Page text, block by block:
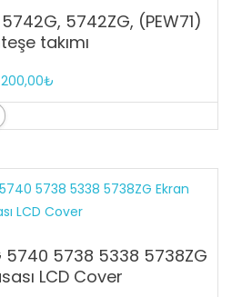
5742ZG, (PEW71)
takımı
200,00₺
5738 5338 5738ZG
LCD Cover